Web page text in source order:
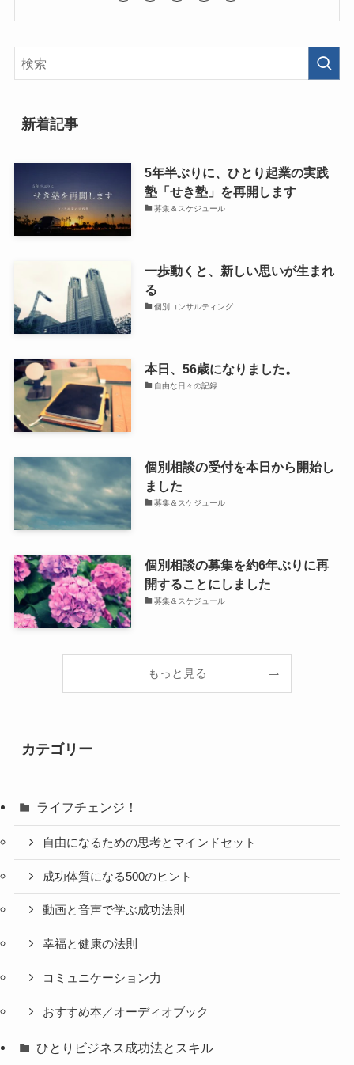
新着記事
5年半ぶりに、ひとり起業の実践
塾「せき塾」を再開します
募集＆スケジュール
一歩動くと、新しい思いが生まれ
る
個別コンサルティング
本日、56歳になりました。
自由な日々の記録
個別相談の受付を本日から開始し
ました
募集＆スケジュール
個別相談の募集を約6年ぶりに再
開することにしました
募集＆スケジュール
もっと見る
カテゴリー
ライフチェンジ！
自由になるための思考とマインドセット
成功体質になる500のヒント
動画と音声で学ぶ成功法則
幸福と健康の法則
コミュニケーション力
おすすめ本／オーディオブック
ひとりビジネス成功法とスキル